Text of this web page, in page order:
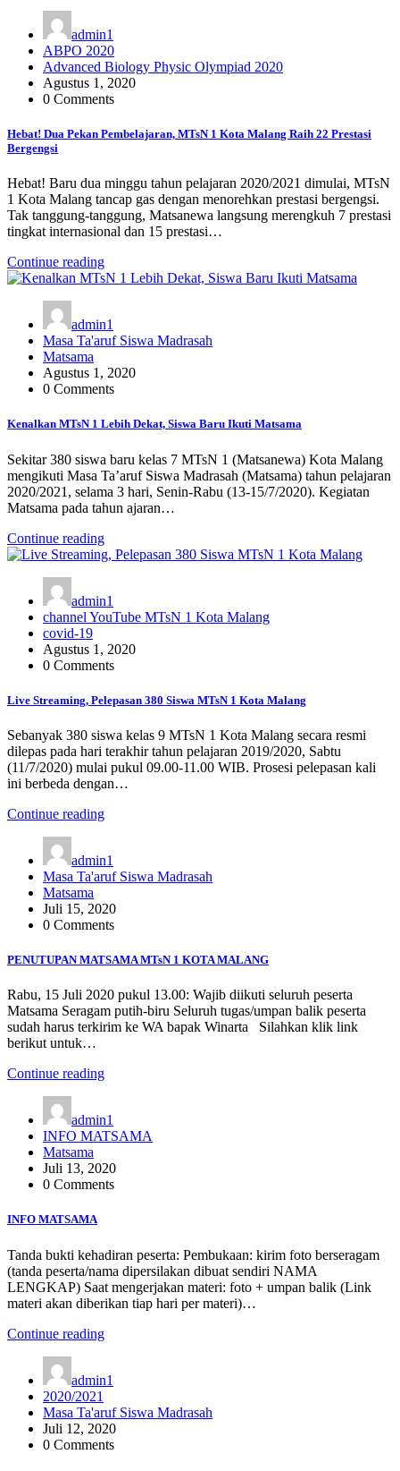
admin1
ABPO 2020
Advanced Biology Physic Olympiad 2020
Agustus 1, 2020
0 Comments
Hebat! Dua Pekan Pembelajaran, MTsN 1 Kota Malang Raih 22 Prestasi
Bergengsi
Hebat! Baru dua minggu tahun pelajaran 2020/2021 dimulai, MTsN
1 Kota Malang tancap gas dengan menorehkan prestasi bergengsi.
Tak tanggung-tanggung, Matsanewa langsung merengkuh 7 prestasi
tingkat internasional dan 15 prestasi…
Continue reading
admin1
Masa Ta'aruf Siswa Madrasah
Matsama
Agustus 1, 2020
0 Comments
Kenalkan MTsN 1 Lebih Dekat, Siswa Baru Ikuti Matsama
Sekitar 380 siswa baru kelas 7 MTsN 1 (Matsanewa) Kota Malang
mengikuti Masa Ta’aruf Siswa Madrasah (Matsama) tahun pelajaran
2020/2021, selama 3 hari, Senin-Rabu (13-15/7/2020). Kegiatan
Matsama pada tahun ajaran…
Continue reading
admin1
channel YouTube MTsN 1 Kota Malang
covid-19
Agustus 1, 2020
0 Comments
Live Streaming, Pelepasan 380 Siswa MTsN 1 Kota Malang
Sebanyak 380 siswa kelas 9 MTsN 1 Kota Malang secara resmi
dilepas pada hari terakhir tahun pelajaran 2019/2020, Sabtu
(11/7/2020) mulai pukul 09.00-11.00 WIB. Prosesi pelepasan kali
ini berbeda dengan…
Continue reading
admin1
Masa Ta'aruf Siswa Madrasah
Matsama
Juli 15, 2020
0 Comments
PENUTUPAN MATSAMA MTsN 1 KOTA MALANG
Rabu, 15 Juli 2020 pukul 13.00: Wajib diikuti seluruh peserta
Matsama Seragam putih-biru Seluruh tugas/umpan balik peserta
sudah harus terkirim ke WA bapak Winarta Silahkan klik link
berikut untuk…
Continue reading
admin1
INFO MATSAMA
Matsama
Juli 13, 2020
0 Comments
INFO MATSAMA
Tanda bukti kehadiran peserta: Pembukaan: kirim foto berseragam
(tanda peserta/nama dipersilakan dibuat sendiri NAMA
LENGKAP) Saat mengerjakan materi: foto + umpan balik (Link
materi akan diberikan tiap hari per materi)…
Continue reading
admin1
2020/2021
Masa Ta'aruf Siswa Madrasah
Juli 12, 2020
0 Comments